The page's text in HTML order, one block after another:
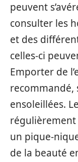
peuvent
consulter les
et des
celles-ci
Emporter de
recommandé,
ensoleillées.
un pique-
de la beauté